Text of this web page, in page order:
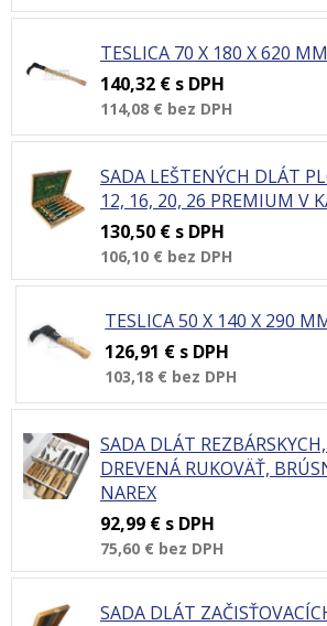
TESLICA 70 X 180 X 620
140,32 € s DPH
114,08 € bez DPH
SADA LEŠTENÝCH DLÁT
12, 16, 20, 26 PREMIUM V
130,50 € s DPH
106,10 € bez DPH
TESLICA 50 X 140 X 290
126,91 € s DPH
103,18 € bez DPH
SADA DLÁT
DREVENÁ RUKOVÄŤ,
NAREX
92,99 € s DPH
75,60 € bez DPH
SADA DLÁT